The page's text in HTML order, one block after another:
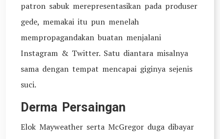
patron sabuk merepresentasikan pada produser
gede, memakai itu pun menelah
mempropagandakan buatan menjalani
Instagram & Twitter. Satu diantara misalnya
sama dengan tempat mencapai giginya sejenis
suci.
Derma Persaingan
Elok Mayweather serta McGregor duga dibayar